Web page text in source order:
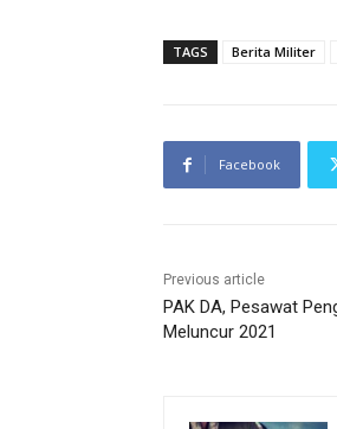
TAGS Berita Militer
Facebook
Previous article
PAK DA, Pesawat
Meluncur 2021